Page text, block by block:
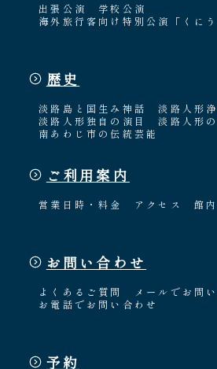
出張公演
学校公演
海外旅行客向け特別公演「くにう
歴史
淡路島と国生み神話
淡路人形
淡路人形独自の演目
淡路人形
南あわじ市の伝統芸能
ご利用案内
営業日時・料金 アクセス 館
お問い合わせ
よくあるご質問
メールでお問
お電話でお問い合わせ
予約